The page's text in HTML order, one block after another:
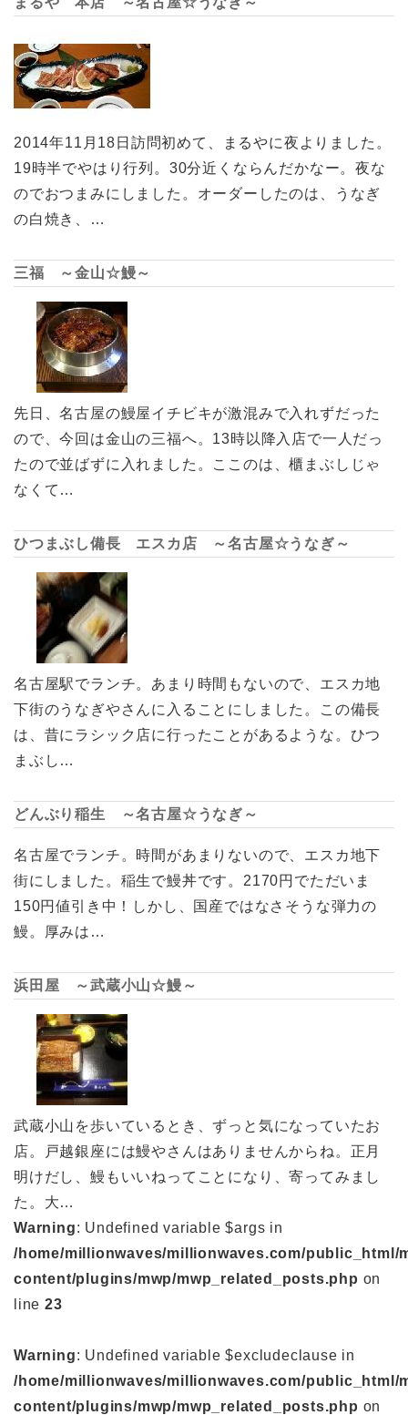
2014年11月18日訪問初めて、まるやに夜よりました。
19時半でやはり行列。30分近くならんだかなー。夜な
のでおつまみにしました。オーダーしたのは、うなぎ
の白焼き、…
三福 ～金山☆鰻～
先日、名古屋の鰻屋イチビキが激混みで入れずだった
ので、今回は金山の三福へ。13時以降入店で一人だっ
たので並ばずに入れました。ここのは、櫃まぶしじゃ
なくて…
ひつまぶし備長 エスカ店 ～名古屋☆うなぎ～
名古屋駅でランチ。あまり時間もないので、エスカ地
下街のうなぎやさんに入ることにしました。この備長
は、昔にラシック店に行ったことがあるような。ひつ
まぶし…
どんぶり稲生 ～名古屋☆うなぎ～
名古屋でランチ。時間があまりないので、エスカ地下
街にしました。稲生で鰻丼です。2170円でただいま
150円値引き中！しかし、国産ではなさそうな弾力の
鰻。厚みは…
浜田屋 ～武蔵小山☆鰻～
武蔵小山を歩いているとき、ずっと気になっていたお
店。戸越銀座には鰻やさんはありませんからね。正月
明けだし、鰻もいいねってことになり、寄ってみまし
た。大…
Warning: Undefined variable $args in
/home/millionwaves/millionwaves.com/public_html/
content/plugins/mwp/mwp_related_posts.php on
line 23
Warning: Undefined variable $excludeclause in
/home/millionwaves/millionwaves.com/public_html/
content/plugins/mwp/mwp_related_posts.php on